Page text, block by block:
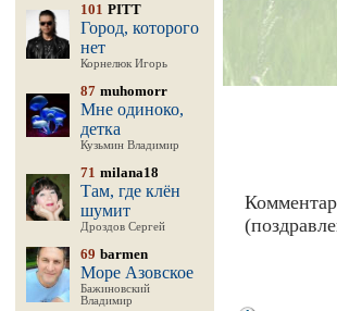
101 PITT
Город, которого
нет
Корнелюк Игорь
87 muhomorr
Мне одиноко,
детка
Кузьмин Владимир
71 milana18
Там, где клён
шумит
Дроздов Сергей
69 barmen
Море Азовское
Бажиновский
Владимир